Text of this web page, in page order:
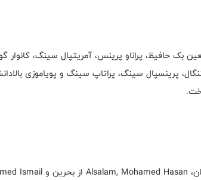
بک حافیظ، پراناو پرینس، آمریتپال سینگ، کانوار
پرینسپال سینگ، پراتاپ سینگ و پویاموزی